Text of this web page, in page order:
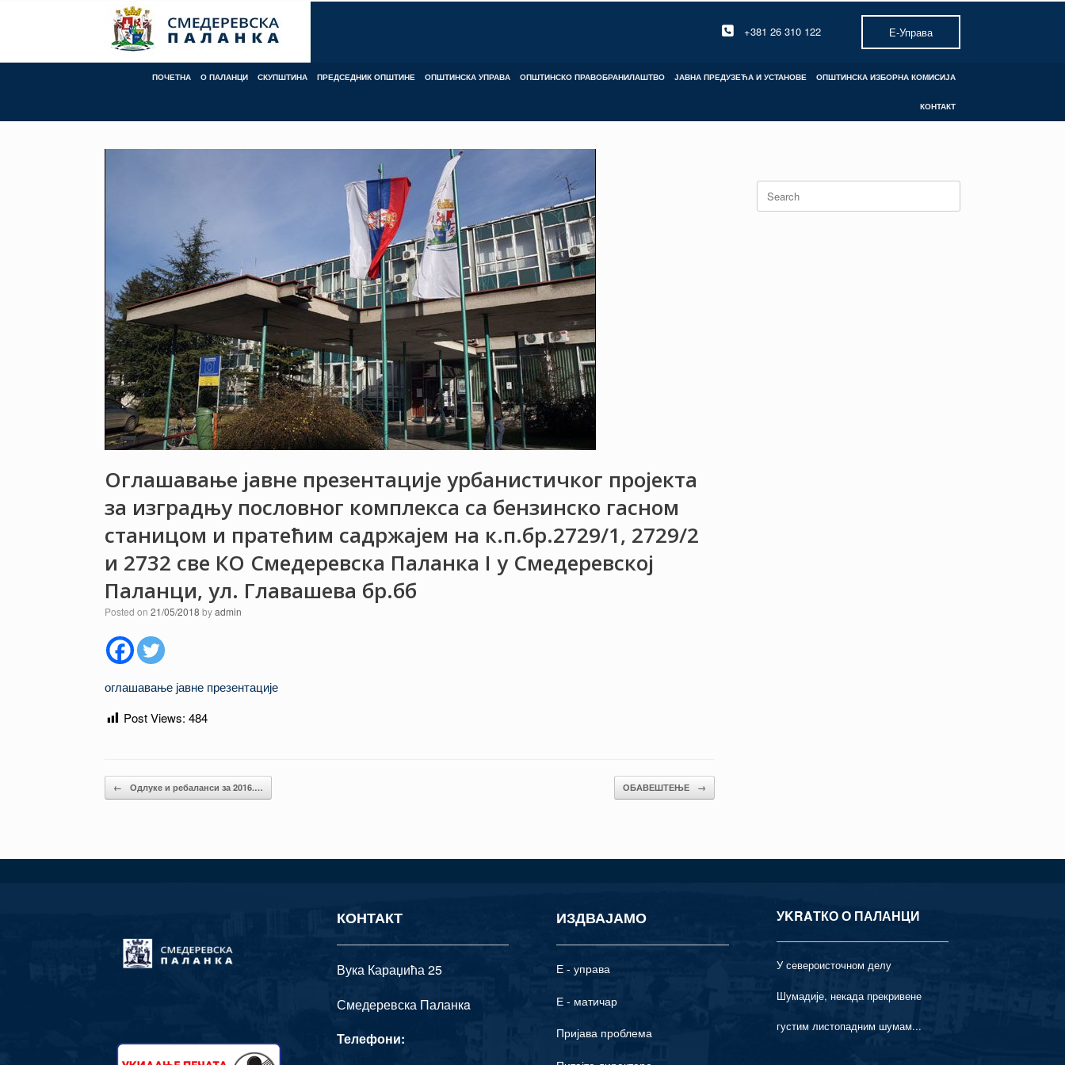
+381 26 310 122 Е-Управа
ПОЧЕТНА О ПАЛАНЦИ СКУПШТИНА ПРЕДСЕДНИК ОПШТИНЕ ОПШТИНСКА УПРАВА ОПШТИНСКО ПРАВОБРАНИЛАШТВО ЈАВНА ПРЕДУЗЕЋА И УСТАНОВЕ ОПШТИНСКА ИЗБОРНА КОМИСИЈА
КОНТАКТ
Оглашавање јавне презентације урбанистичког пројекта
за изградњу пословног комплекса са бензинско гасном
станицом и пратећим садржајем на к.п.бр.2729/1, 2729/2
и 2732 све КО Смедеревска Паланка I у Смедеревској
Паланци, ул. Главашева бр.бб
Posted on 21/05/2018 byadmin
оглашавање јавне презентације
Post Views: 484
Post navigation
← Одлуке и ребаланси за 2016.… ОБАВЕШТЕЊЕ →
Search
for:
КОНТАКТ
Вука Караџића 25
Смедеревска Паланкa
Телефони:
ИЗДВАЈАМО
Е - управа
Е - матичар
Пријава проблема
УKRAТКО О ПАЛАНЦИ
У североисточном делу
Шумадије, некада прекривене
густим листопадним шумам...